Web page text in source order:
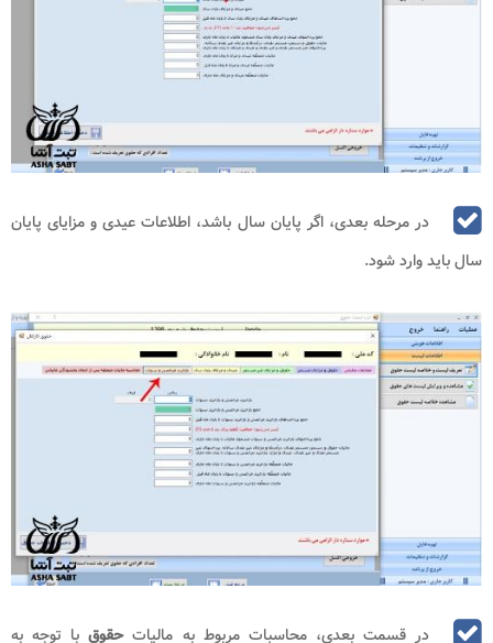
در مرحله بعدی، اگر پایان سال باشد، اطلاعات عیدی و مزایای پایان
سال باید وارد شود.
در قسمت بعدی، محاسبات مربوط به مالیاتحقوق با توجه به